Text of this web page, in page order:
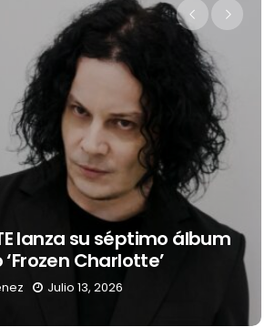
a Belinda como su
para
Julio 13, 2026